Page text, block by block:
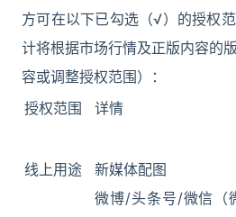
方可在以下已勾选（√）的授权
计将根据市场行情及正版内容的
容或调整授权范围）：
授权范围
详情
线上用途
新媒体配图
微博/头条号/微信（